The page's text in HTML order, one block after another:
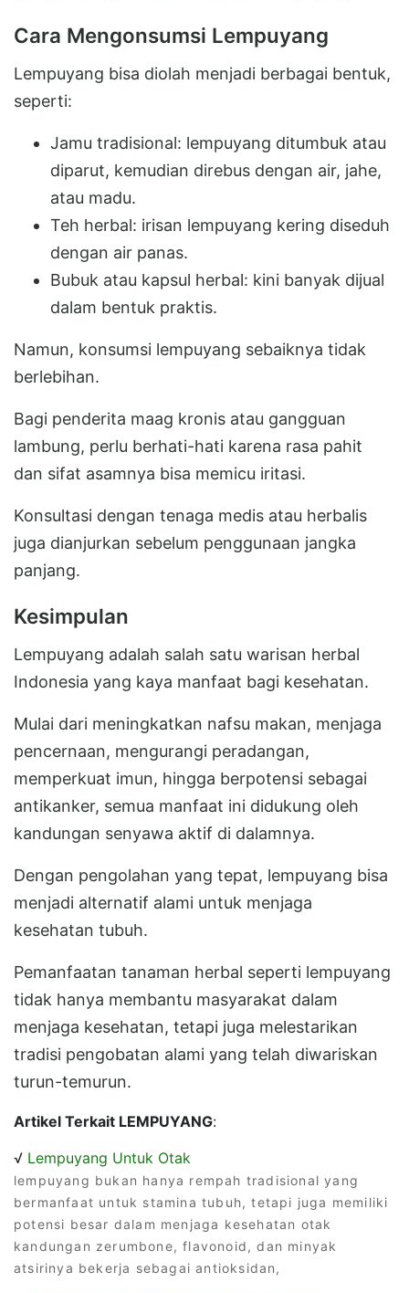
Cara Mengonsumsi Lempuyang
Lempuyang bisa diolah menjadi berbagai bentuk,
seperti:
Jamu tradisional: lempuyang ditumbuk atau
diparut, kemudian direbus dengan air, jahe,
atau madu.
Teh herbal: irisan lempuyang kering diseduh
dengan air panas.
Bubuk atau kapsul herbal: kini banyak dijual
dalam bentuk praktis.
Namun, konsumsi lempuyang sebaiknya tidak
berlebihan.
Bagi penderita maag kronis atau gangguan
lambung, perlu berhati-hati karena rasa pahit
dan sifat asamnya bisa memicu iritasi.
Konsultasi dengan tenaga medis atau herbalis
juga dianjurkan sebelum penggunaan jangka
panjang.
Kesimpulan
Lempuyang adalah salah satu warisan herbal
Indonesia yang kaya manfaat bagi kesehatan.
Mulai dari meningkatkan nafsu makan, menjaga
pencernaan, mengurangi peradangan,
memperkuat imun, hingga berpotensi sebagai
antikanker, semua manfaat ini didukung oleh
kandungan senyawa aktif di dalamnya.
Dengan pengolahan yang tepat, lempuyang bisa
menjadi alternatif alami untuk menjaga
kesehatan tubuh.
Pemanfaatan tanaman herbal seperti lempuyang
tidak hanya membantu masyarakat dalam
menjaga kesehatan, tetapi juga melestarikan
tradisi pengobatan alami yang telah diwariskan
turun-temurun.
Artikel Terkait LEMPUYANG:
√ Lempuyang Untuk Otak
lempuyang bukan hanya rempah tradisional yang
bermanfaat untuk stamina tubuh, tetapi juga memiliki
potensi besar dalam menjaga kesehatan otak
kandungan zerumbone, flavonoid, dan minyak
atsirinya bekerja sebagai antioksidan,